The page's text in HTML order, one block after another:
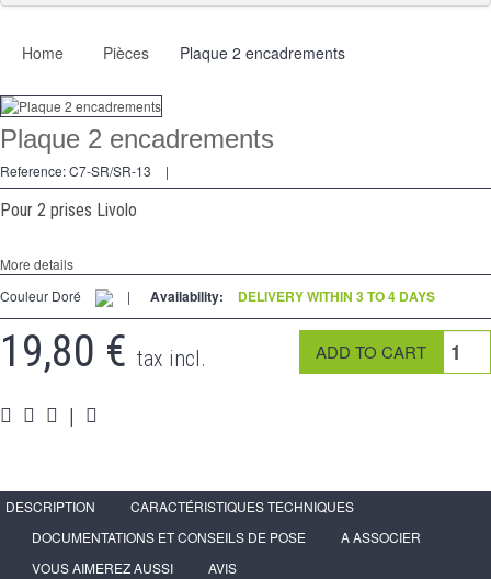
Switch
Dimmer
2 Ways
Media
Home Pièces Plaque 2 encadrements
Plaque 2 encadrements
Reference:C7-SR/SR-13 |
Pour 2 prises Livolo
More details
Couleur Doré
| Availability: DELIVERY WITHIN 3 TO 4 DAYS
19,80 € tax incl.
|
DESCRIPTION
CARACTÉRISTIQUES TECHNIQUES
DOCUMENTATIONS ET CONSEILS DE POSE
A ASSOCIER
VOUS AIMEREZ AUSSI
AVIS